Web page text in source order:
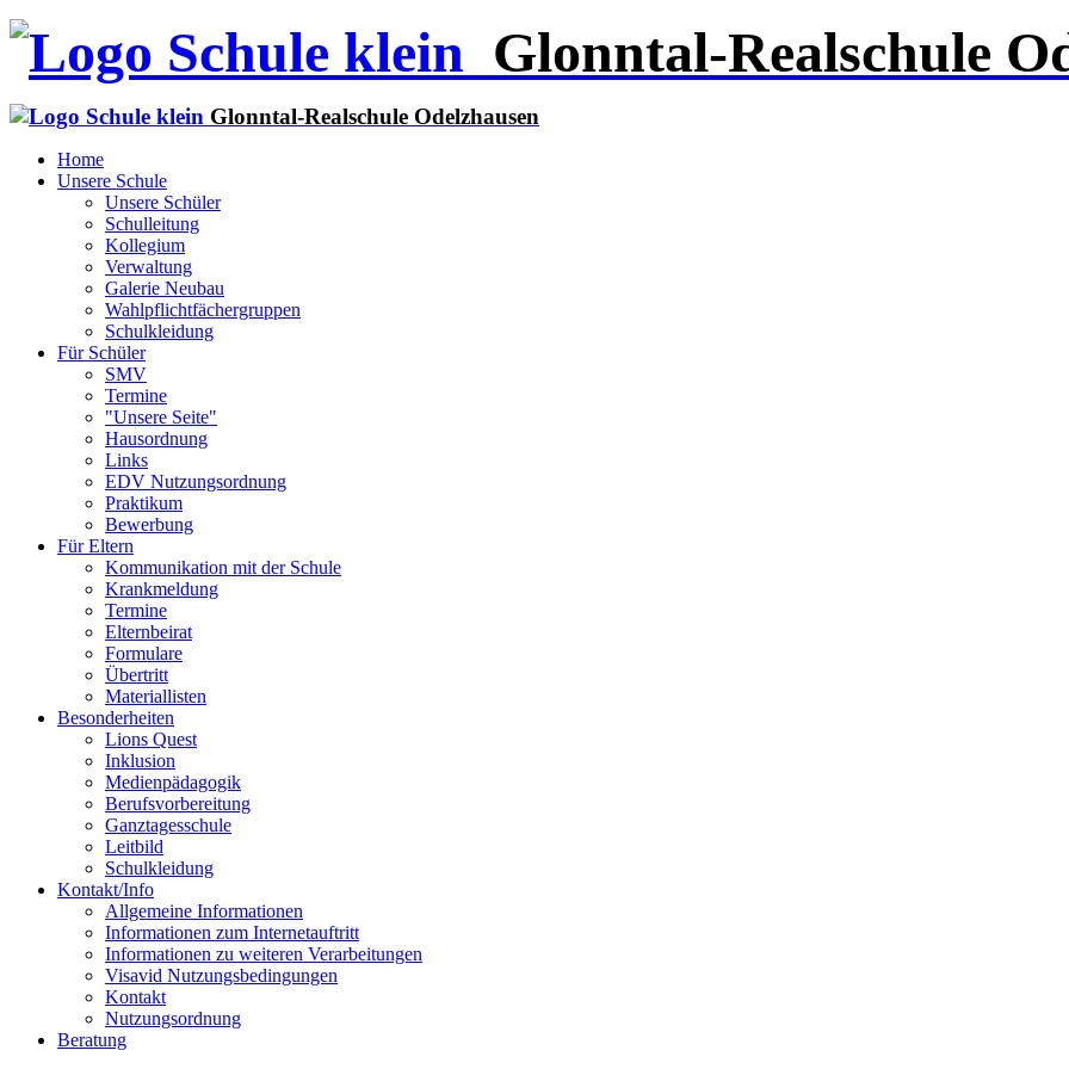
Glonntal-Realschule
Glonntal-Realschule Odelzhausen
Home
Unsere Schule
Unsere Schüler
Schulleitung
Kollegium
Verwaltung
Galerie Neubau
Wahlpflichtfächergruppen
Schulkleidung
Für Schüler
SMV
Termine
"Unsere Seite"
Hausordnung
Links
EDV Nutzungsordnung
Praktikum
Bewerbung
Für Eltern
Kommunikation mit der Schule
Krankmeldung
Termine
Elternbeirat
Formulare
Übertritt
Materiallisten
Besonderheiten
Lions Quest
Inklusion
Medienpädagogik
Berufsvorbereitung
Ganztagesschule
Leitbild
Schulkleidung
Kontakt/Info
Allgemeine Informationen
Informationen zum Internetauftritt
Informationen zu weiteren Verarbeitungen
Visavid Nutzungsbedingungen
Kontakt
Nutzungsordnung
Beratung